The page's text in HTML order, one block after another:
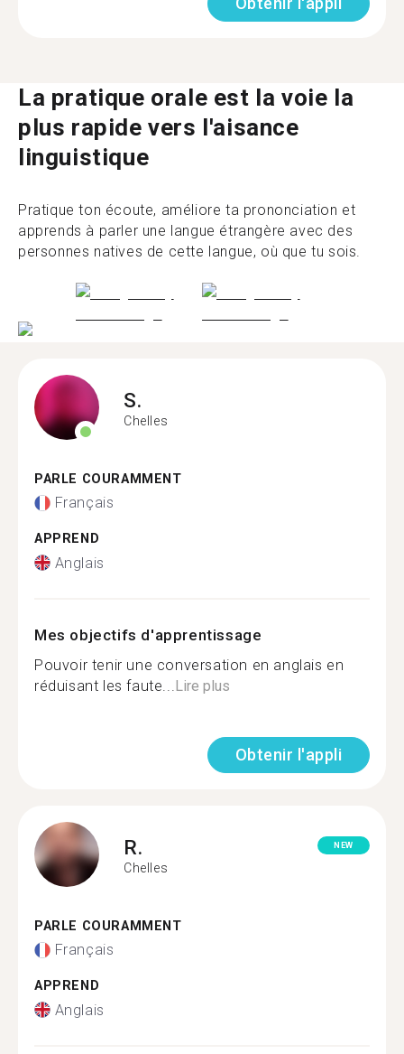
La pratique orale est la voie la
plus rapide vers l'aisance
linguistique
Pratique ton écoute, améliore ta prononciation et
apprends à parler une langue étrangère avec des
personnes natives de cette langue, où que tu sois.
S.
Chelles
PARLE COURAMMENT
Français
APPREND
Anglais
Mes objectifs d'apprentissage
Pouvoir tenir une conversation en anglais en
réduisant les faute... Lire plus
Obtenir l'appli
R.
Chelles
NEW
PARLE COURAMMENT
Français
APPREND
Anglais